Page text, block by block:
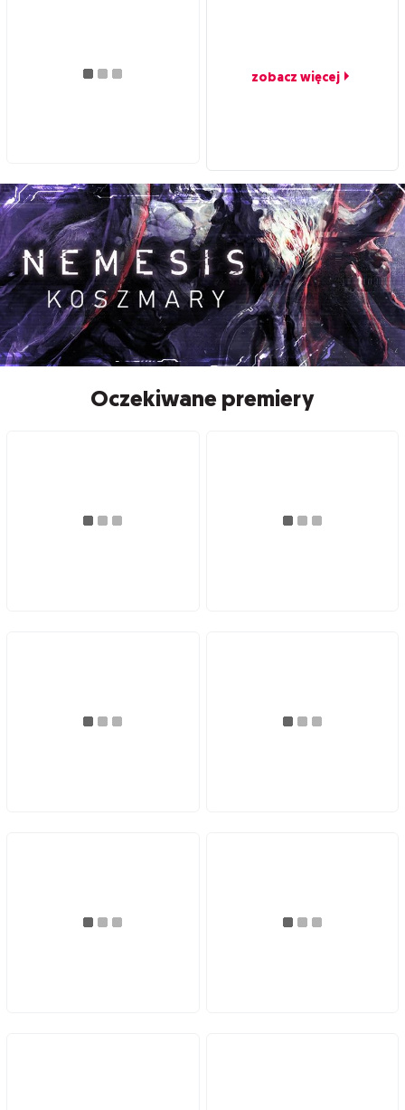
zobacz więcej
Oczekiwane premiery